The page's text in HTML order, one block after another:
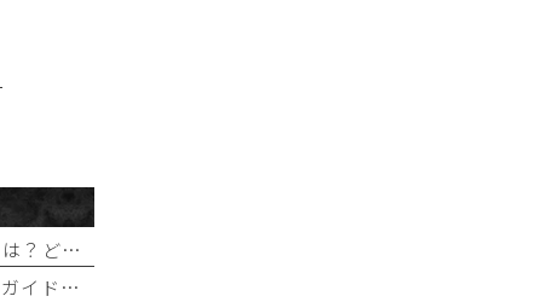
皮膚科と美容皮膚科の違いとは？どっちに行けばいい？
日本とアメリカのニキビ治療ガイドラインの違い｜保険診療ではできない治療と自費治療の選択肢